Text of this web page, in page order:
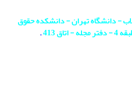
- دانشگاه تهران - دانشکده حقوق
413
.